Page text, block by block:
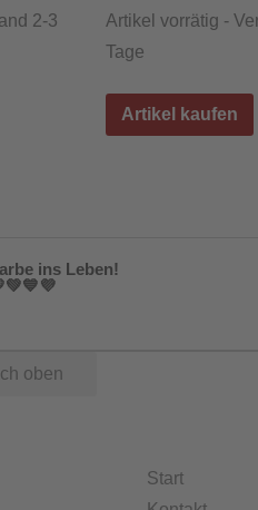
2-3
Artikel vorrätig -
Tage
Artikel kaufen
ins Leben!
oben
Start